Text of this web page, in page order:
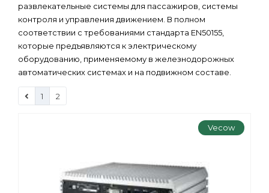
развлекательные системы для пассажиров, системы
контроля и управления движением. В полном
соответствии с требованиями стандарта EN50155,
которые предъявляются к электрическому
оборудованию, применяемому в железнодорожных
автоматических системах и на подвижном составе.
1 2
Vecow